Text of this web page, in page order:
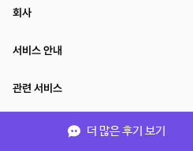
더 많은 후기 보기
회사
서비스 안내
관련 서비스